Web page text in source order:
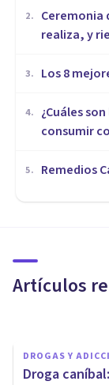
2.
Ceremonia
realiza, y
3. Los 8
4.
¿Cuáles
consumir
5. Remedios
Artículos
Rayas
peligros
DROGAS Y
Droga